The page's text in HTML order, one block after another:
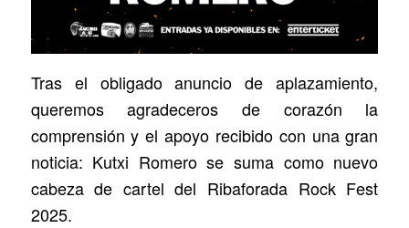
Tras el obligado anuncio de aplazamiento,
queremos agradeceros de corazón la
comprensión y el apoyo recibido con una gran
noticia: Kutxi Romero se suma como nuevo
cabeza de cartel del Ribaforada Rock Fest
2025.